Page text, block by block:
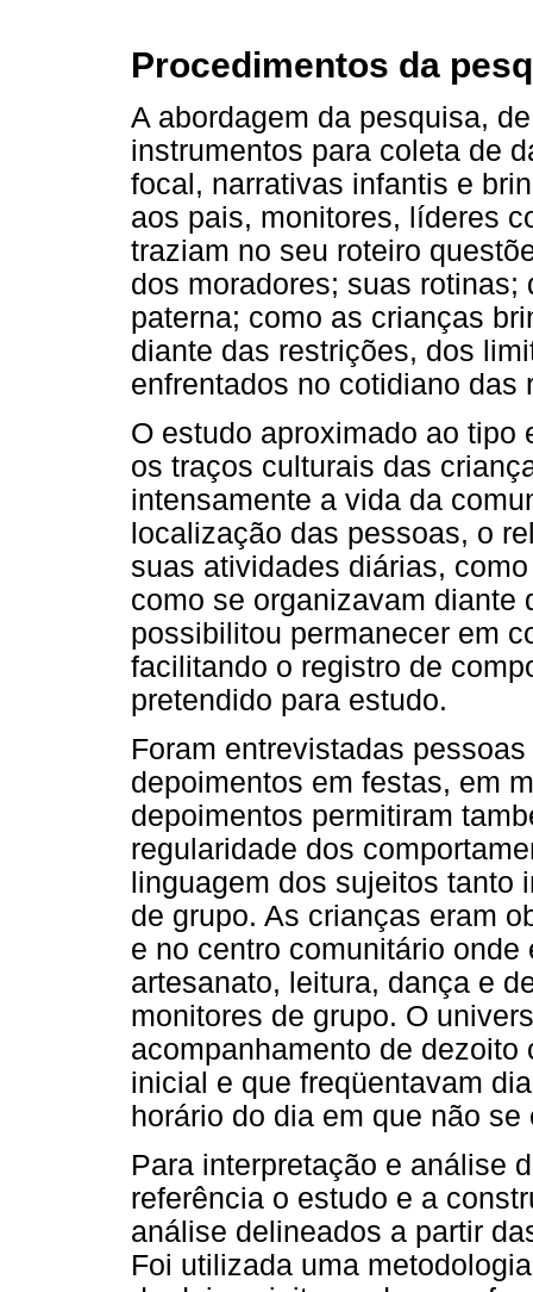
Procedimentos da
A abordagem da pesquisa,
instrumentos para coleta de
focal, narrativas infantis e
aos pais, monitores, líderes
traziam no seu roteiro
dos moradores; suas
paterna; como as crianças
diante das restrições, dos
enfrentados no cotidiano das
O estudo aproximado ao tipo
os traços culturais das
intensamente a vida da
localização das pessoas, o
suas atividades diárias,
como se organizavam diante
possibilitou permanecer em
facilitando o registro de
pretendido para estudo.
Foram entrevistadas
depoimentos em festas, em
depoimentos permitiram
regularidade dos
linguagem dos sujeitos
de grupo. As crianças eram
e no centro comunitário
artesanato, leitura, dança e
monitores de grupo. O
acompanhamento de
inicial e que freqüentavam
horário do dia em que não
Para interpretação e análise
referência o estudo e a
análise delineados a partir
Foi utilizada uma